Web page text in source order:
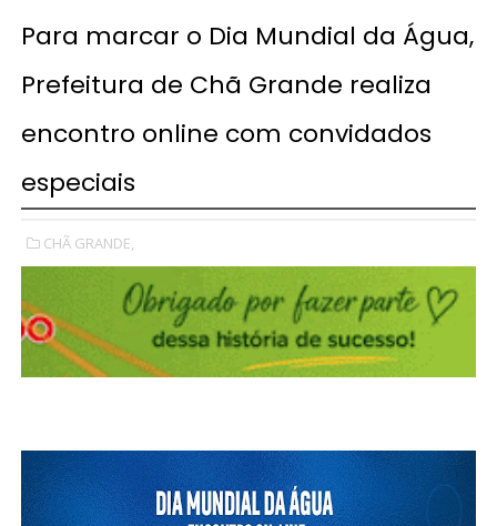
Para marcar o Dia Mundial da Água,
Prefeitura de Chã Grande realiza
encontro online com convidados
especiais
CHÃ GRANDE,